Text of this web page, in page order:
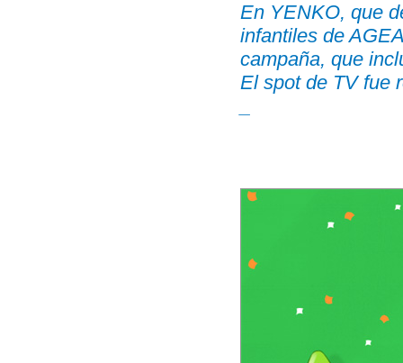
En YENKO, que
infantiles de
campaña, que
El spot de TV fue